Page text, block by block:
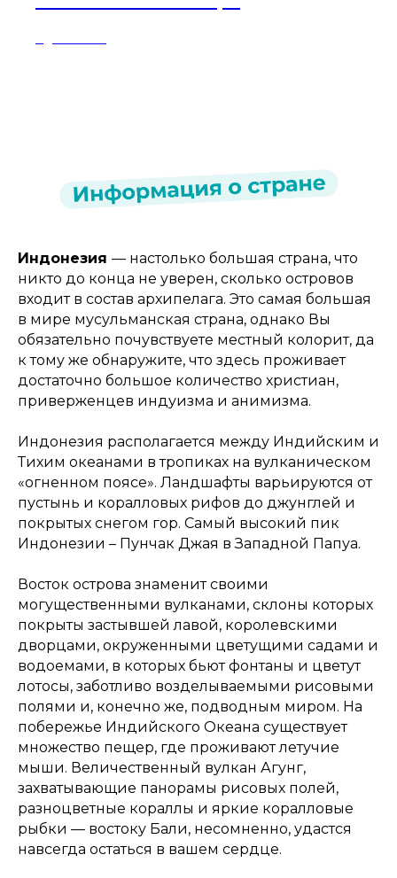
Индонезия — настолько большая страна, что
никто до конца не уверен, сколько островов
входит в состав архипелага. Это самая большая
в мире мусульманская страна, однако Вы
обязательно почувствуете местный колорит, да
к тому же обнаружите, что здесь проживает
достаточно большое количество христиан,
приверженцев индуизма и анимизма.
Индонезия располагается между Индийским и
Тихим океанами в тропиках на вулканическом
«огненном поясе». Ландшафты варьируются от
пустынь и коралловых рифов до джунглей и
покрытых снегом гор. Самый высокий пик
Индонезии – Пунчак Джая в Западной Папуа.
Восток острова знаменит своими
могущественными вулканами, склоны которых
покрыты застывшей лавой, королевскими
дворцами, окруженными цветущими садами и
водоемами, в которых бьют фонтаны и цветут
лотосы, заботливо возделываемыми рисовыми
полями и, конечно же, подводным миром. На
побережье Индийского Океана существует
множество пещер, где проживают летучие
мыши. Величественный вулкан Агунг,
захватывающие панорамы рисовых полей,
разноцветные кораллы и яркие коралловые
рыбки — востоку Бали, несомненно, удастся
навсегда остаться в вашем сердце.